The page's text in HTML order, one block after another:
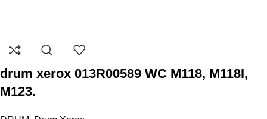
drum xerox 013R00589 WC M118, M118I,
M123.